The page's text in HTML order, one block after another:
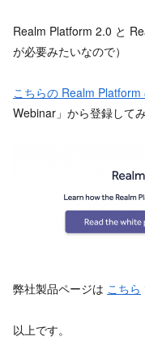
Realm Platform 2.0 と
が必要みたいなので）
こちらの Realm Platform
Webinar」から登録して
弊社製品ページは こちら
以上です。